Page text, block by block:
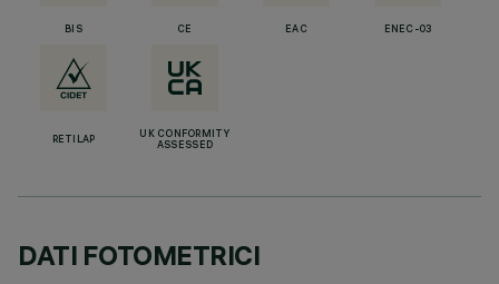
BIS CE EAC ENEC-03
RETILAP
UK CONFORMITY
ASSESSED
DATI FOTOMETRICI